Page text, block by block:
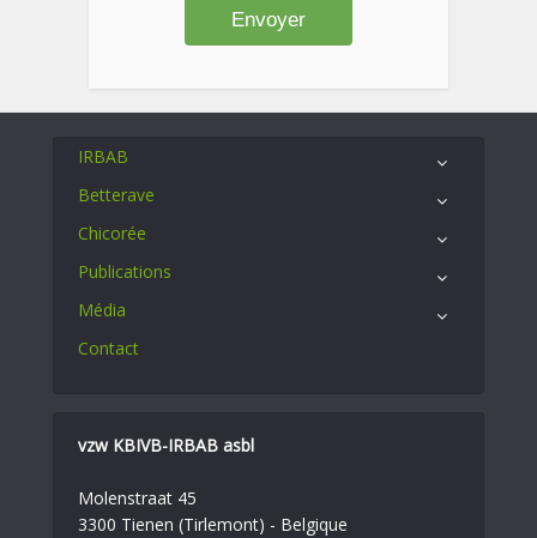
IRBAB
Betterave
Chicorée
Publications
Média
Contact
vzw KBIVB-IRBAB asbl
Molenstraat 45
3300 Tienen (Tirlemont) - Belgique